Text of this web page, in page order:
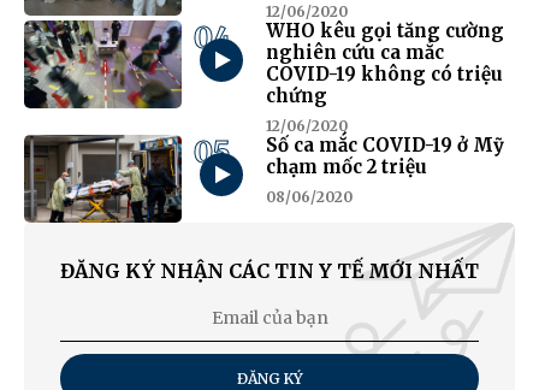
12/06/2020
04
WHO kêu gọi tăng cường
nghiên cứu ca mắc
COVID-19 không có triệu
chứng
12/06/2020
05
Số ca mắc COVID-19 ở Mỹ
chạm mốc 2 triệu
08/06/2020
ĐĂNG KÝ NHẬN CÁC TIN Y TẾ MỚI NHẤT
ĐĂNG KÝ